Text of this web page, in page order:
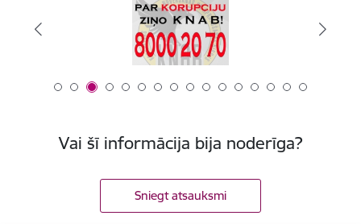
Vai šī informācija bija noderīga?
Sniegt atsauksmi